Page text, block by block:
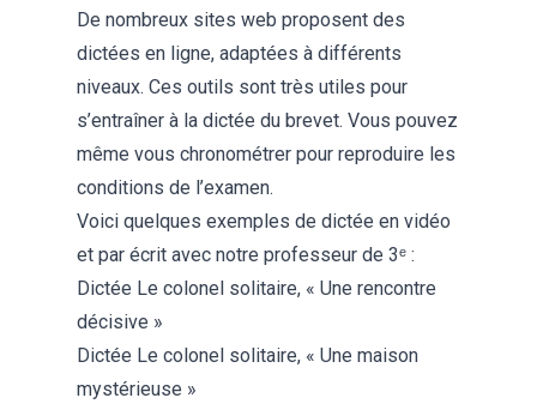
De nombreux sites web proposent des
dictées en ligne, adaptées à différents
niveaux. Ces outils sont très utiles pour
s’entraîner à la dictée du brevet. Vous pouvez
même vous chronométrer pour reproduire les
conditions de l’examen.
Voici quelques exemples de dictée en vidéo
et par écrit avec notre professeur de 3ᵉ :
Dictée Le colonel solitaire, « Une rencontre
décisive »
Dictée Le colonel solitaire, « Une maison
mystérieuse »